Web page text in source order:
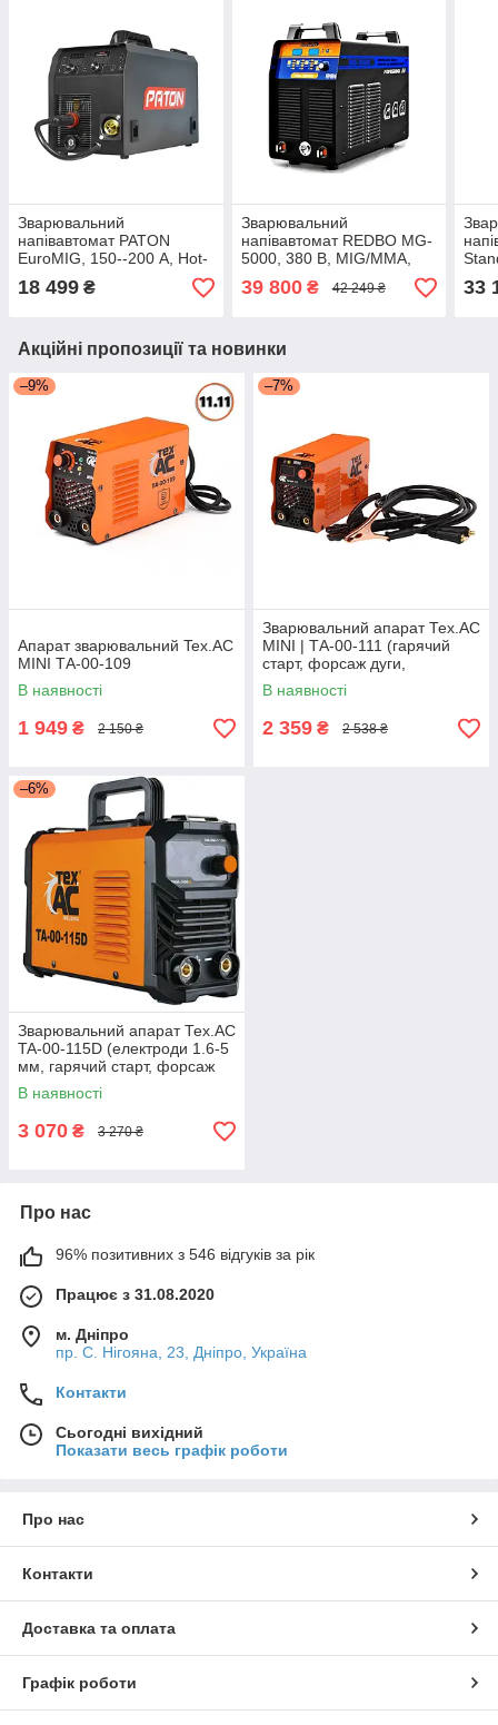
Зварювальний
напівавтомат PATON
EuroMIG, 150--200 А, Hot-
Start, Arc-Force, Anti-Stick
18 499 ₴
Зварювальний
напівавтомат REDBO MG-
5000, 380 В, MIG/MMA,
2Т-4Т/Hot start/Anti
stick/Arc force
39 800₴ 42 249 ₴
5
33
Акційні пропозиції та новинки
–9%
Апарат зварювальний Tex.AC
MINI ТА-00-109
В наявності
1 949 ₴ 2 150 ₴
–7%
Зварювальний апарат Тех.АС
MINI | ТА-00-111 (гарячий
старт, форсаж дуги,
антизалипання)
В наявності
2 359 ₴ 2 538 ₴
–6%
Зварювальний апарат Тех.АС
TA-00-115D (електроди 1.6-5
мм, гарячий старт, форсаж
дуги, антизалипання)
В наявності
3 070 ₴ 3 270 ₴
Про нас
96% позитивних з 546 відгуків за рік
Працює з 31.08.2020
м. Дніпро
пр. С. Нігояна, 23, Дніпро, Україна
Контакти
Сьогодні вихідний
Показати весь графік роботи
Про нас
Контакти
Доставка та оплата
Графік роботи